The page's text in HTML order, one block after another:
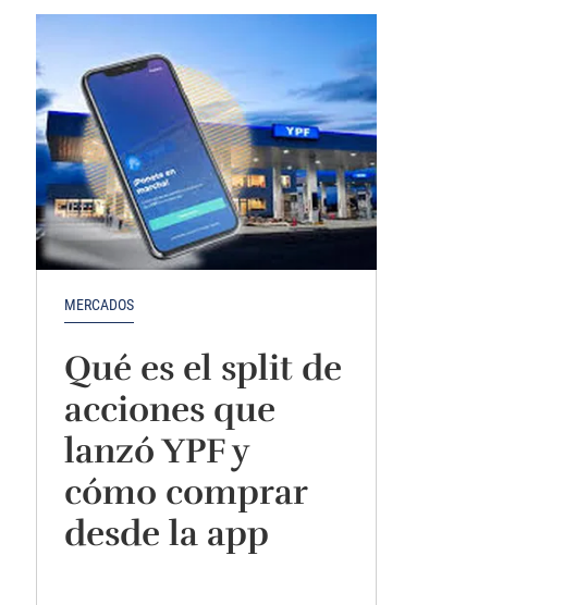
MERCADOS
Qué es el split de
acciones que
lanzó YPF y
cómo comprar
desde la app